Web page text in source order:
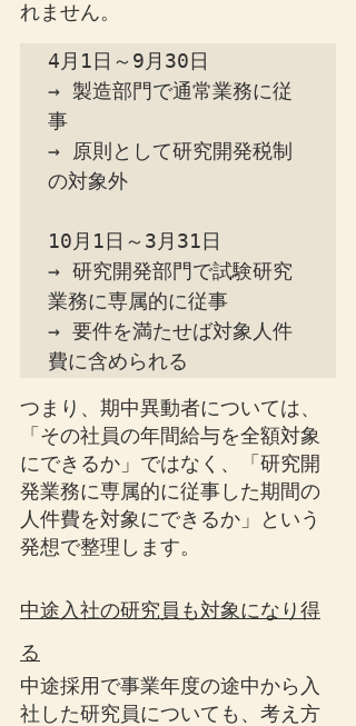
れません。
4月1日～9月30日
→ 製造部門で通常業務に従
事
→ 原則として研究開発税制
の対象外
10月1日～3月31日
→ 研究開発部門で試験研究
業務に専属的に従事
→ 要件を満たせば対象人件
費に含められる
つまり、期中異動者については、
「その社員の年間給与を全額対象
にできるか」ではなく、「研究開
発業務に専属的に従事した期間の
人件費を対象にできるか」という
発想で整理します。
中途入社の研究員も対象になり得
る
中途採用で事業年度の途中から入
社した研究員についても、考え方